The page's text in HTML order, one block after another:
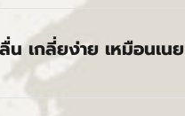
เกลี่ยง่าย เหมือนเนย